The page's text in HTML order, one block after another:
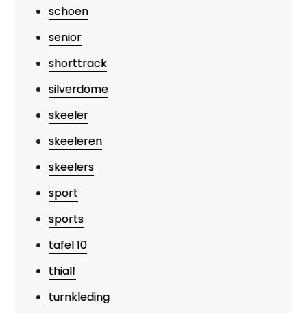
schoen
senior
shorttrack
silverdome
skeeler
skeeleren
skeelers
sport
sports
tafel 10
thialf
turnkleding